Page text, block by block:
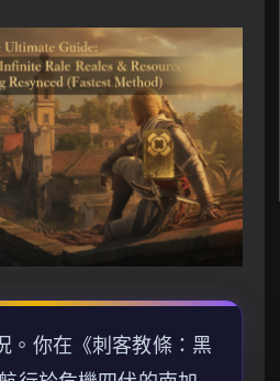
。你在《刺客教條：黑